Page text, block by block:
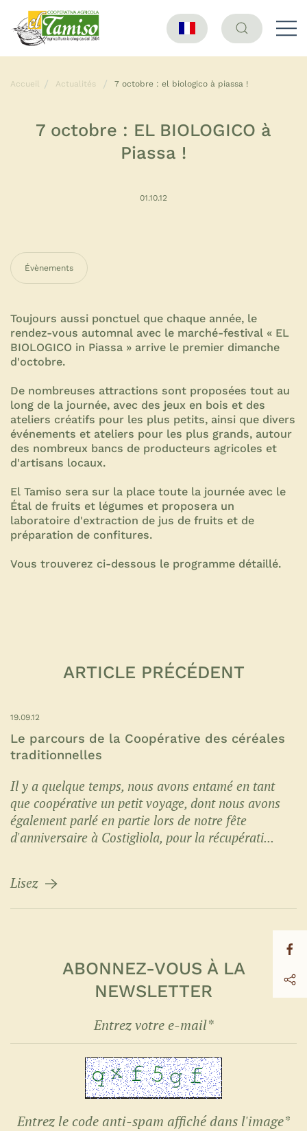
Accueil Actualités 7 octobre : el biologico à piassa !
7 octobre : EL BIOLOGICO à
Piassa !
01.10.12
Évènements
Toujours aussi ponctuel que chaque année, le
rendez-vous automnal avec le marché-festival « EL
BIOLOGICO in Piassa » arrive le premier dimanche
d'octobre.
De nombreuses attractions sont proposées tout au
long de la journée, avec des jeux en bois et des
ateliers créatifs pour les plus petits, ainsi que divers
événements et ateliers pour les plus grands, autour
des nombreux bancs de producteurs agricoles et
d'artisans locaux.
El Tamiso sera sur la place toute la journée avec le
Étal de fruits et légumes et proposera un
laboratoire d'extraction de jus de fruits et de
préparation de confitures.
Vous trouverez ci-dessous le programme détaillé.
ARTICLE PRÉCÉDENT
19.09.12
Le parcours de la Coopérative des céréales
traditionnelles
Il y a quelque temps, nous avons entamé en tant
que coopérative un petit voyage, dont nous avons
également parlé en partie lors de notre fête
d'anniversaire à Costigliola, pour la récupérati...
Lisez
ABONNEZ-VOUS À LA
NEWSLETTER